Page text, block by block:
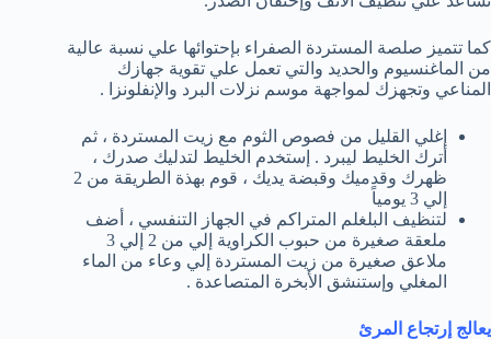
كما تتميز صلصة المستردة الصفراء بإحتوائها علي نسبة عالية
من الماغنسيوم والحديد والتي تعمل علي تقوية جهازك
المناعي وتجهزك لمواجهة موسم نزلات البرد والإنفلونزا .
إغلي القليل من فصوص الثوم مع زيت المستردة ، ثم
أترك الخليط ليبرد . إستخدم الخليط لتدليك صدرك ،
ظهرك وقدميك وقبضة يديك ، قوم بهذة الطريقة من 2
إلي 3 يومياً
لتنظيف البلغلم المتراكم في الجهاز التنفسي ، أضف
ملعقة صغيرة من حبوب الكراوية إلي من 2 إلي 3
ملاعق صغيرة من زيت المستردة إلي وعاء من الماء
المغلي وإستنشق الأبخرة المتصاعدة .
يعالج إرتجاع المرئ